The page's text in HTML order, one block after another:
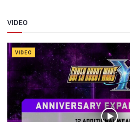
VIDEO
VIDEO